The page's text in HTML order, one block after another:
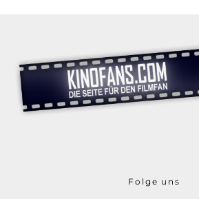
Folge uns